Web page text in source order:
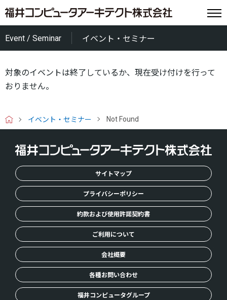
Event / Seminar イベント・セミナー
対象のイベントは終了しているか、現在受け付けを行って
おりません。
H
イベント・セミナー Not Found
サイトマップ
プライバシーポリシー
約款および使用許諾契約書
ご利用について
会社概要
各種お問い合わせ
福井コンピュータグループ